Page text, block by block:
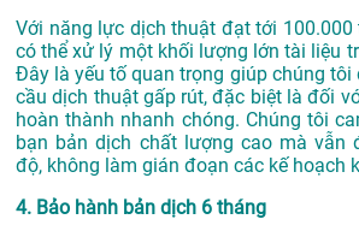
Với năng lực dịch thuật đạt tới 100.000
có thể xử lý một khối lượng lớn tài liệu
Đây là yếu tố quan trọng giúp chúng tôi
cầu dịch thuật gấp rút, đặc biệt là đối
hoàn thành nhanh chóng. Chúng tôi
bạn bản dịch chất lượng cao mà vẫn
độ, không làm gián đoạn các kế hoạch
4. Bảo hành bản dịch 6 tháng